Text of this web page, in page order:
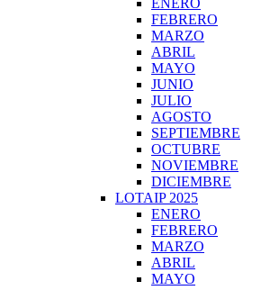
ENERO
FEBRERO
MARZO
ABRIL
MAYO
JUNIO
JULIO
AGOSTO
SEPTIEMBRE
OCTUBRE
NOVIEMBRE
DICIEMBRE
LOTAIP 2025
ENERO
FEBRERO
MARZO
ABRIL
MAYO